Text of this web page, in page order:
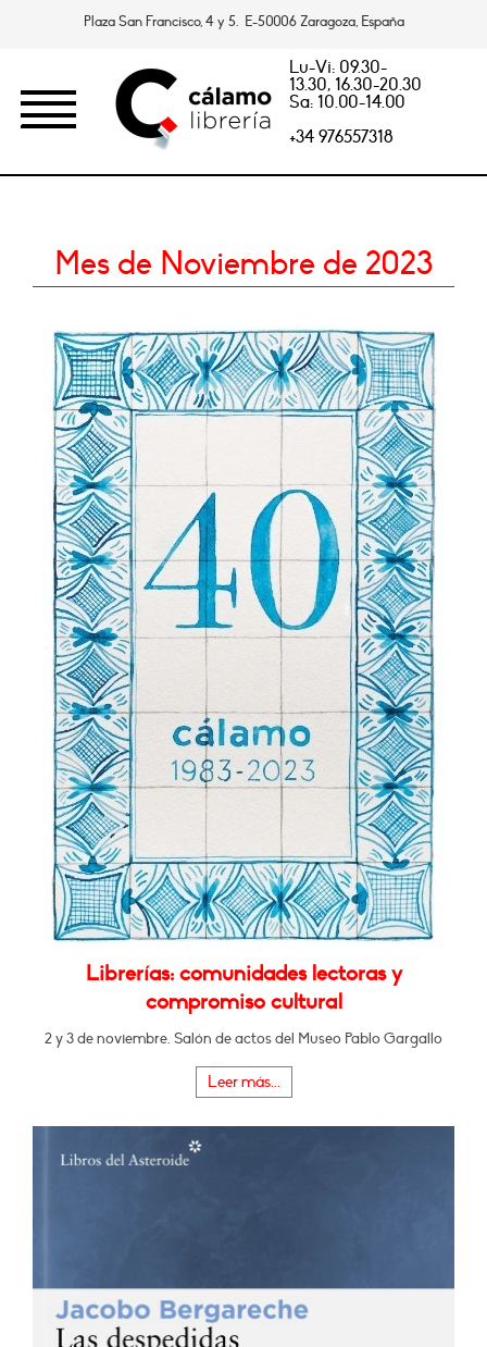
Plaza San Francisco, 4 y 5. E-50006 Zaragoza, España
Lu-Vi: 09.30-
13.30, 16.30-20.30
Sa: 10.00-14.00
+34 976557318
Mes de Noviembre de 2023
Librerías: comunidades lectoras y
compromiso cultural
2 y 3 de noviembre. Salón de actos del Museo Pablo Gargallo
Leer más...